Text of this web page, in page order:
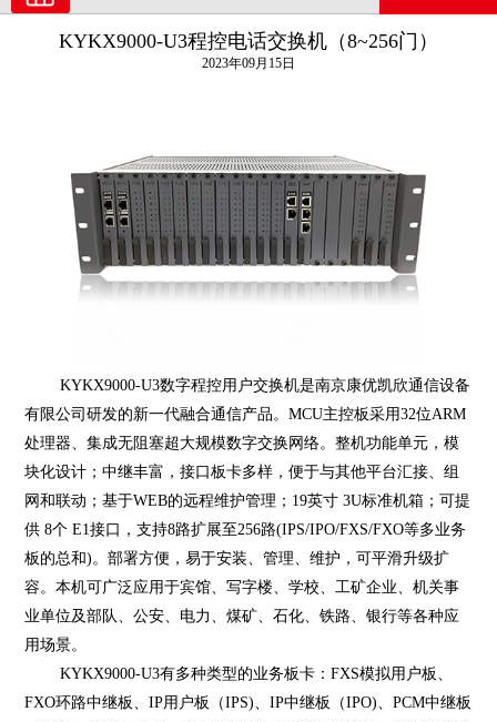
KYKX9000-U3程控电话交换机（8~256门）
2023年09月15日
KYKX9000-U3数字程控用户交换机是南京康优凯欣通信设备
有限公司研发的新一代融合通信产品。MCU主控板采用32位ARM
处理器、集成无阻塞超大规模数字交换网络。整机功能单元，模
块化设计；中继丰富，接口板卡多样，便于与其他平台汇接、组
网和联动；基于WEB的远程维护管理；19英寸 3U标准机箱；可提
供 8个 E1接口，支持8路扩展至256路(IPS/IPO/FXS/FXO等多业务
板的总和)。部署方便，易于安装、管理、维护，可平滑升级扩
容。本机可广泛应用于宾馆、写字楼、学校、工矿企业、机关事
业单位及部队、公安、电力、煤矿、石化、铁路、银行等各种应
用场景。
KYKX9000-U3有多种类型的业务板卡：FXS模拟用户板、
FXO环路中继板、IP用户板（IPS)、IP中继板（IPO)、PCM中继板